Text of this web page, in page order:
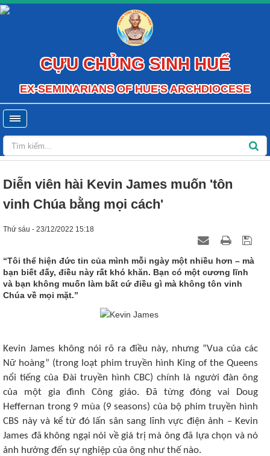
CỰU CHỦNG SINH HUẾ
EX-SEMINARIANS OF HUE'S ARCHDIOCESE
Diễn viên hài Kevin James muốn 'tôn
vinh Chúa bằng mọi cách'
Thứ sáu - 23/12/2022 15:18
“Tôi thể hiện đức tin của mình mỗi ngày một nhiều hơn – mà
bạn biết đấy, điều này rất khó khăn. Bạn có một cương lĩnh
và bạn không muốn làm bất cứ điều gì mà không tôn vinh
Chúa về mọi mặt.”
Kevin James không nói rõ ra điều này, nhưng “Vua của các
Nữ hoàng” (trong loạt phim truyền hình King of the Queens
nổi tiếng của Đài truyền hình CBC) chính là người đàn ông
của một gia đình Công giáo. Đã từng đóng vai Doug
Heffernan trong 9 mùa (9 seasons) của bộ phim truyền hình
CBS này và kể từ đó lấn sân sang lĩnh vực điện ảnh – Kevin
James đã không ngại nói về giá trị mà ông đã lựa chọn và nó
ảnh hưởng đến sự nghiệp của ông như thế nào.